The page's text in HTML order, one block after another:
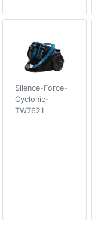
Silence-Force-
Cyclonic-
TW7621